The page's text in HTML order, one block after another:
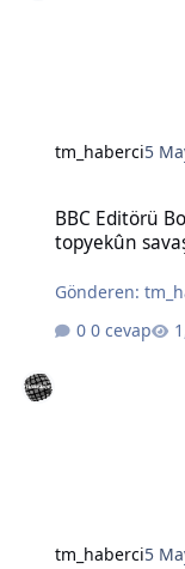
tm_haberci5
BBC Editörü
topyekûn
Gönderen:
0 cevap
tm_haberci5